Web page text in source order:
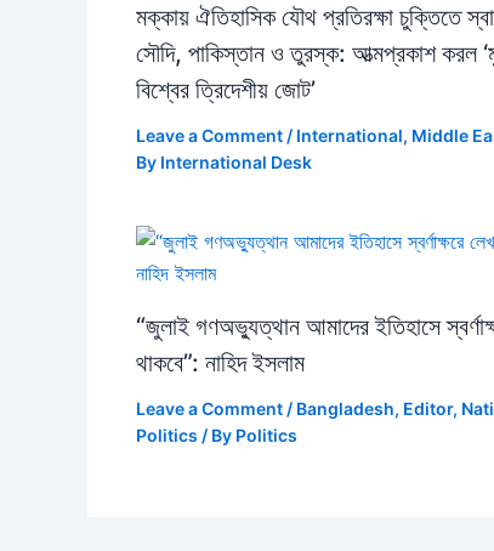
মক্কায় ঐতিহাসিক যৌথ প্রতিরক্ষা চুক্তিতে
সৌদি, পাকিস্তান ও তুরস্ক: আত্মপ্রকাশ করল
বিশ্বের ত্রিদেশীয় জোট’
Leave a Comment / International, Middle
By International Desk
“জুলাই গণঅভ্যুত্থান আমাদের ইতিহাসে
থাকবে”: নাহিদ ইসলাম
Leave a Comment / Bangladesh, Editor,
Politics / By Politics